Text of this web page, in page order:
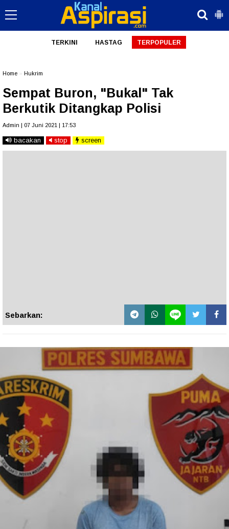
TERKINI HASTAG TERPOPULER
Home Hukrim
Sempat Buron, "Bukal" Tak
Berkutik Ditangkap Polisi
Admin | 07 Juni 2021 | 17:53
bacakan stop screen
Sebarkan: